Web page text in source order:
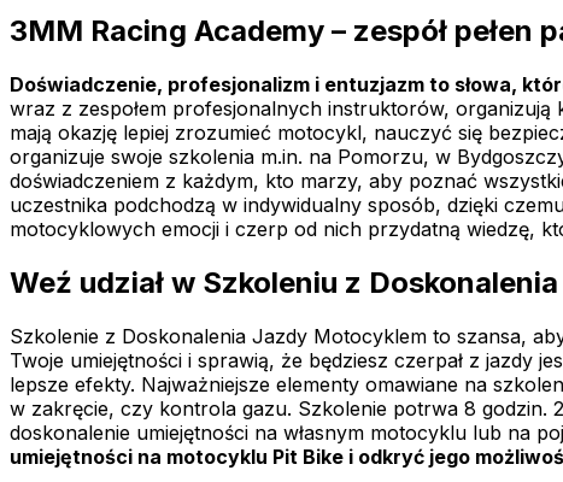
3MM Racing Academy – zespół pełen
Doświadczenie, profesjonalizm i entuzjazm to słowa,
wraz z zespołem profesjonalnych instruktorów,
mają okazję lepiej zrozumieć motocykl, nauczyć się
organizuje swoje szkolenia m.in. na Pomorzu, w
doświadczeniem z każdym, kto marzy, aby poznać
uczestnika podchodzą w indywidualny sposób, dzięki
motocyklowych emocji i czerp od nich przydatną wiedzę,
Weź udział w Szkoleniu z
Szkolenie z Doskonalenia Jazdy Motocyklem to szansa,
Twoje umiejętności i sprawią, że będziesz czerpał z jazdy
lepsze efekty. Najważniejsze elementy omawiane na
w zakręcie, czy kontrola gazu. Szkolenie potrwa 8 godzin.
doskonalenie umiejętności na własnym motocyklu lub na
umiejętności na motocyklu Pit Bike i odkryć jego